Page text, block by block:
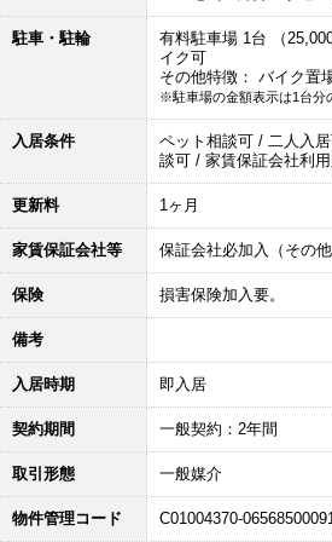
駐車・駐輪
有料駐車場 1台 （
イク可
その他特徴： バイク置
※駐車場の金額表示は1台分
入居条件
ペット相談可 / 二人入
談可 / 家賃保証会社利
更新料 1ヶ月
家賃保証会社等 保証会社必加入（その
保険 損害保険加入要。
備考
入居時期 即入居
契約期間 一般契約：2年間
取引形態 一般媒介
物件管理コード C01004370-